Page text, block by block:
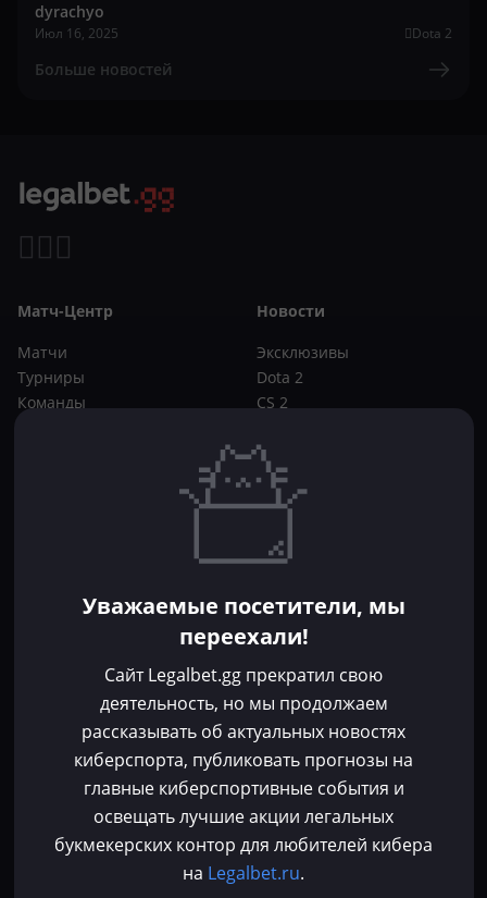
dyrachyo
Июл 16, 2025 Dota 2
Больше новостей
Матч-Центр
Матчи
Турниры
Команды
Новости
Эксклюзивы
Dota 2
CS 2
Букмекеры
CS 2
Фрибеты
Без депозита
Контакты
Пользовательское соглашение
Политика конфиденциальности
Политика в отношении файлов cookie
Согласие на обработку персональных данных
Зарегистрировано Федеральной службой по надзору в сфере связи,
Уважаемые посетители, мы
переехали!
Сайт Legalbet.gg прекратил свою
деятельность, но мы продолжаем
рассказывать об актуальных новостях
киберспорта, публиковать прогнозы на
главные киберспортивные события и
освещать лучшие акции легальных
букмекерских контор для любителей кибера
на Legalbet.ru.